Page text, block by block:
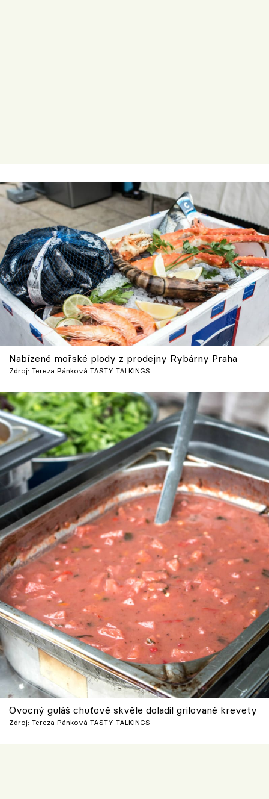
Nabízené mořské plody z prodejny Rybárny Praha
Zdroj: Tereza Pánková TASTY TALKINGS
Ovocný guláš chuťově skvěle doladil grilované krevety
Zdroj: Tereza Pánková TASTY TALKINGS